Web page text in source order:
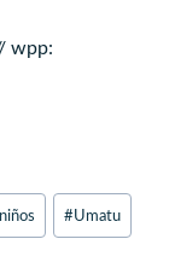
wpp:
#Umatu